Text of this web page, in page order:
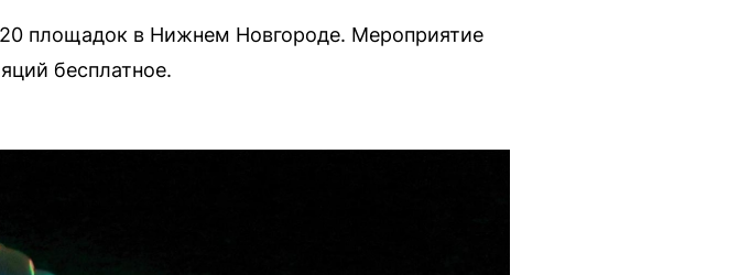
площадок в Нижнем Новгороде. Мероприятие
бесплатное.